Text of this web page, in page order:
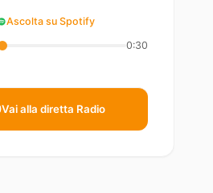
Ascolta su Spotify
0:30
Vai alla diretta Radio